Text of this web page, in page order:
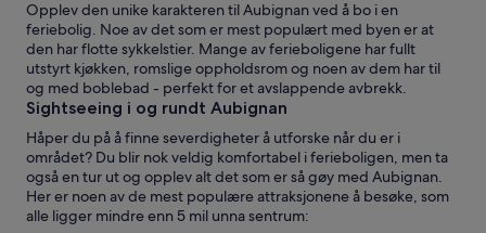
Opplev den unike karakteren til Aubignan ved å bo i en
feriebolig. Noe av det som er mest populært med byen er at
den har flotte sykkelstier. Mange av ferieboligene har fullt
utstyrt kjøkken, romslige oppholdsrom og noen av dem har til
og med boblebad - perfekt for et avslappende avbrekk.
Sightseeing i og rundt Aubignan
Håper du på å finne severdigheter å utforske når du er i
området? Du blir nok veldig komfortabel i ferieboligen, men ta
også en tur ut og opplev alt det som er så gøy med Aubignan.
Her er noen av de mest populære attraksjonene å besøke, som
alle ligger mindre enn 5 mil unna sentrum: